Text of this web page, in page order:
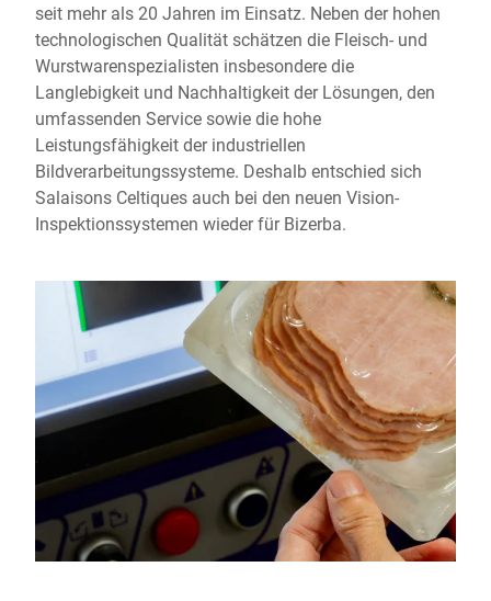
seit mehr als 20 Jahren im Einsatz. Neben der hohen
technologischen Qualität schätzen die Fleisch- und
Wurstwarenspezialisten insbesondere die
Langlebigkeit und Nachhaltigkeit der Lösungen, den
umfassenden Service sowie die hohe
Leistungsfähigkeit der industriellen
Bildverarbeitungssysteme. Deshalb entschied sich
Salaisons Celtiques auch bei den neuen Vision-
Inspektionssystemen wieder für Bizerba.